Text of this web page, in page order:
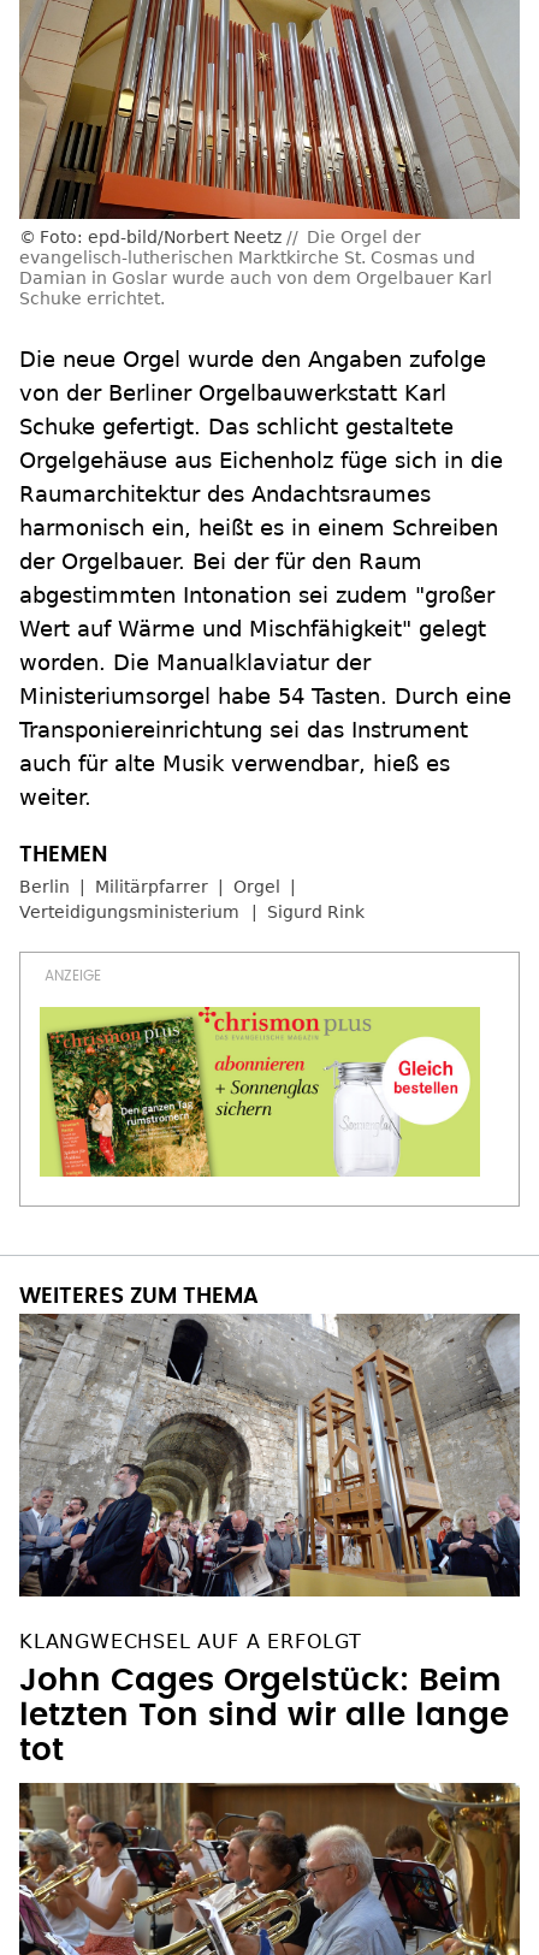
Foto: epd-bild/Norbert Neetz
Die Orgel der
evangelisch-lutherischen Marktkirche St. Cosmas und
Damian in Goslar wurde auch von dem Orgelbauer Karl
Schuke errichtet.
Die neue Orgel wurde den Angaben zufolge
von der Berliner Orgelbauwerkstatt Karl
Schuke gefertigt. Das schlicht gestaltete
Orgelgehäuse aus Eichenholz füge sich in die
Raumarchitektur des Andachtsraumes
harmonisch ein, heißt es in einem Schreiben
der Orgelbauer. Bei der für den Raum
abgestimmten Intonation sei zudem "großer
Wert auf Wärme und Mischfähigkeit" gelegt
worden. Die Manualklaviatur der
Ministeriumsorgel habe 54 Tasten. Durch eine
Transponiereinrichtung sei das Instrument
auch für alte Musik verwendbar, hieß es
weiter.
Berlin Militärpfarrer
Orgel
Verteidigungsministerium
Sigurd Rink
WEITERES ZUM THEMA
KLANGWECHSEL AUF A ERFOLGT
John Cages Orgelstück: Beim
letzten Ton sind wir alle lange
tot